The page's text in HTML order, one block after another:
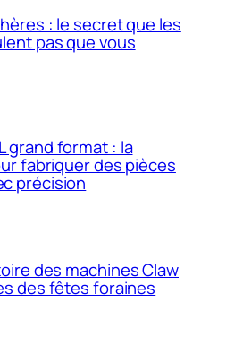
: le secret que les
pas que vous
grand format : la
fabriquer des pièces
précision
des machines Claw
des fêtes foraines